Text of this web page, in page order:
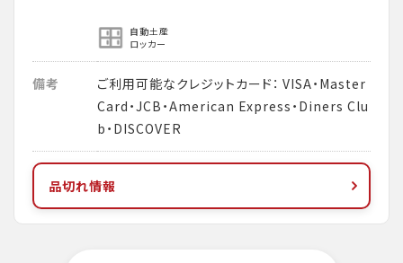
自動土産
ロッカー
備考
ご利用可能なクレジットカード： VISA・Master
Card・JCB・American Express・Diners Clu
b・DISCOVER
品切れ情報